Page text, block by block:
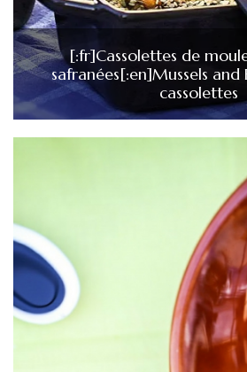
[:fr]Cassolettes de
safranées[:en]Mussels and
cassolettes